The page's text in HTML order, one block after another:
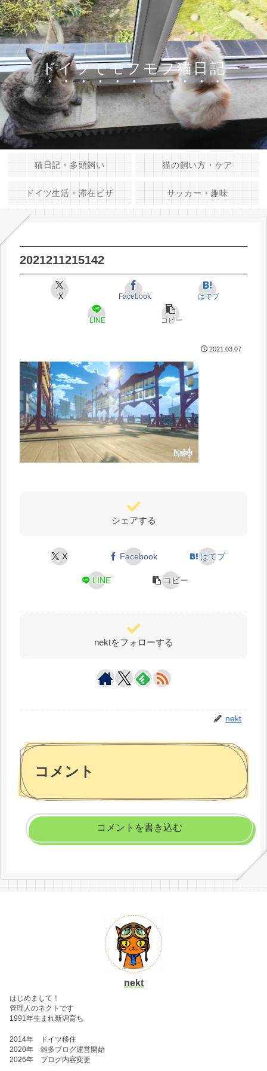
ドイツでモフモフ猫日記
猫日記・多頭飼い 猫の飼い方・ケア
ドイツ生活・滞在ビザ サッカー・趣味
2021211215142
X Facebook はてブ
LINE コピー
2021.03.07
シェアする
X Facebook はてブ
LINE コピー
nektをフォローする
nekt
コメント
コメントを書き込む
nekt
はじめまして！
管理人のネクトです
1991年生まれ新潟育ち
2014年 ドイツ移住
2020年 雑多ブログ運営開始
2026年 ブログ内容変更